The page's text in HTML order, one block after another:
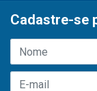
Cadastre-se